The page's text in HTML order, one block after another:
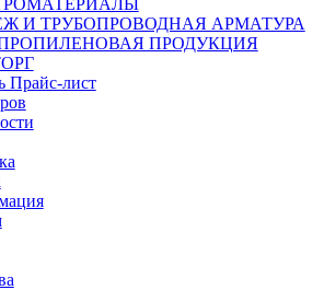
И ТРУБОПРОВОДНАЯ АРМАТУРА
ПРОДУКЦИЯ
Прайс-лист